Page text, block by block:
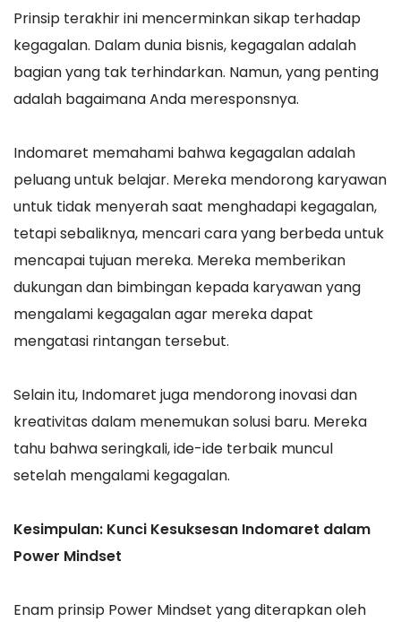
Prinsip terakhir ini mencerminkan sikap terhadap
kegagalan. Dalam dunia bisnis, kegagalan adalah
bagian yang tak terhindarkan. Namun, yang penting
adalah bagaimana Anda meresponsnya.
Indomaret memahami bahwa kegagalan adalah
peluang untuk belajar. Mereka mendorong karyawan
untuk tidak menyerah saat menghadapi kegagalan,
tetapi sebaliknya, mencari cara yang berbeda untuk
mencapai tujuan mereka. Mereka memberikan
dukungan dan bimbingan kepada karyawan yang
mengalami kegagalan agar mereka dapat
mengatasi rintangan tersebut.
Selain itu, Indomaret juga mendorong inovasi dan
kreativitas dalam menemukan solusi baru. Mereka
tahu bahwa seringkali, ide-ide terbaik muncul
setelah mengalami kegagalan.
Kesimpulan: Kunci Kesuksesan Indomaret dalam
Power Mindset
Enam prinsip Power Mindset yang diterapkan oleh